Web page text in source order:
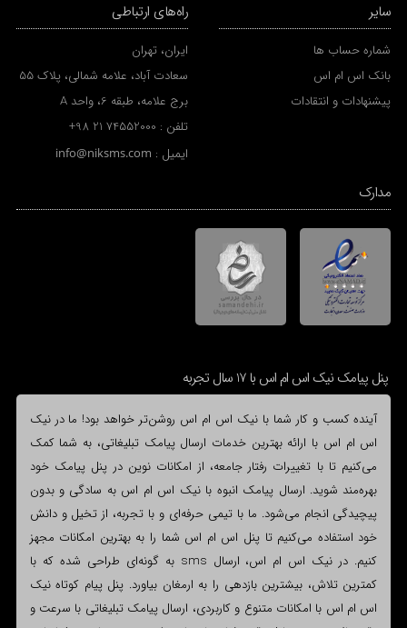
سایر
شماره حساب ها
بانک اس ام اس
پیشنهادات و انتقادات
راه‌های ارتباطی
ایران، تهران
سعادت آباد، علامه شمالی، پلاک 55
برج علامه، طبقه 6، واحد A
تلفن : +98 21 74552000
ایمیل : info@niksms.com
مدارک
پنل پیامک نیک اس ام اس با 17 سال تجربه
آینده کسب و کار شما با نیک اس ام اس روشن‌تر خواهد بود! ما در نیک
اس ام اس با ارائه بهترین خدمات ارسال پیامک تبلیغاتی، به شما کمک
می‌کنیم تا با تغییرات رفتار جامعه، از امکانات نوین در پنل پیامک خود
بهره‌مند شوید. ارسال پیامک انبوه با نیک اس ام اس به سادگی و بدون
پیچیدگی انجام می‌شود. ما با تیمی حرفه‌ای و با تجربه، از تخیل و دانش
خود استفاده می‌کنیم تا پنل اس ام اس شما را به بهترین امکانات مجهز
کنیم. در نیک اس ام اس، ارسال sms به گونه‌ای طراحی شده که با
کمترین تلاش، بیشترین بازدهی را به ارمغان بیاورد. پنل پیام کوتاه نیک
اس ام اس با امکانات متنوع و کاربردی، ارسال پیامک تبلیغاتی با سرعت و